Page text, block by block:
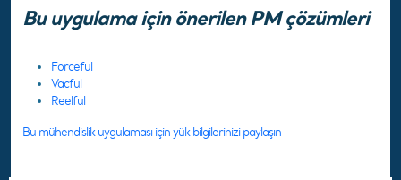
Bu uygulama için önerilen PM çözümleri
Forceful
Vacful
Reelful
Bu mühendislik uygulaması için yük bilgilerinizi paylaşın